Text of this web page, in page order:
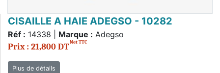
CISAILLE A HAIE ADEGSO - 10282
Réf : 14338 | Marque : Adegso
Prix : 21,800 DTNet TTC
Plus de détails